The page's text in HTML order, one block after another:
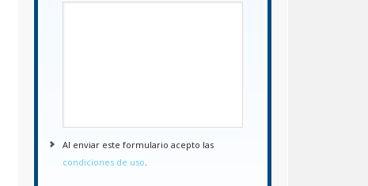
Al enviar este formulario acepto las
condiciones de uso.